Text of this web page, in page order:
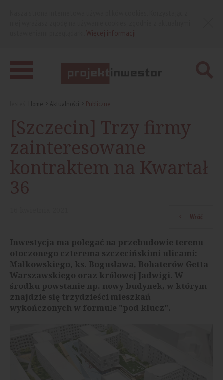
Home Aktualności Publiczne
[Szczecin] Trzy firmy
zainteresowane
kontraktem na Kwartał
36
Wróć
Inwestycja ma polegać na przebudowie terenu
otoczonego czterema szczecińskimi ulicami:
Małkowskiego, ks. Bogusława, Bohaterów Getta
Warszawskiego oraz królowej Jadwigi. W
środku powstanie np. nowy budynek, w którym
znajdzie się trzydzieści mieszkań
wykończonych w formule "pod klucz".